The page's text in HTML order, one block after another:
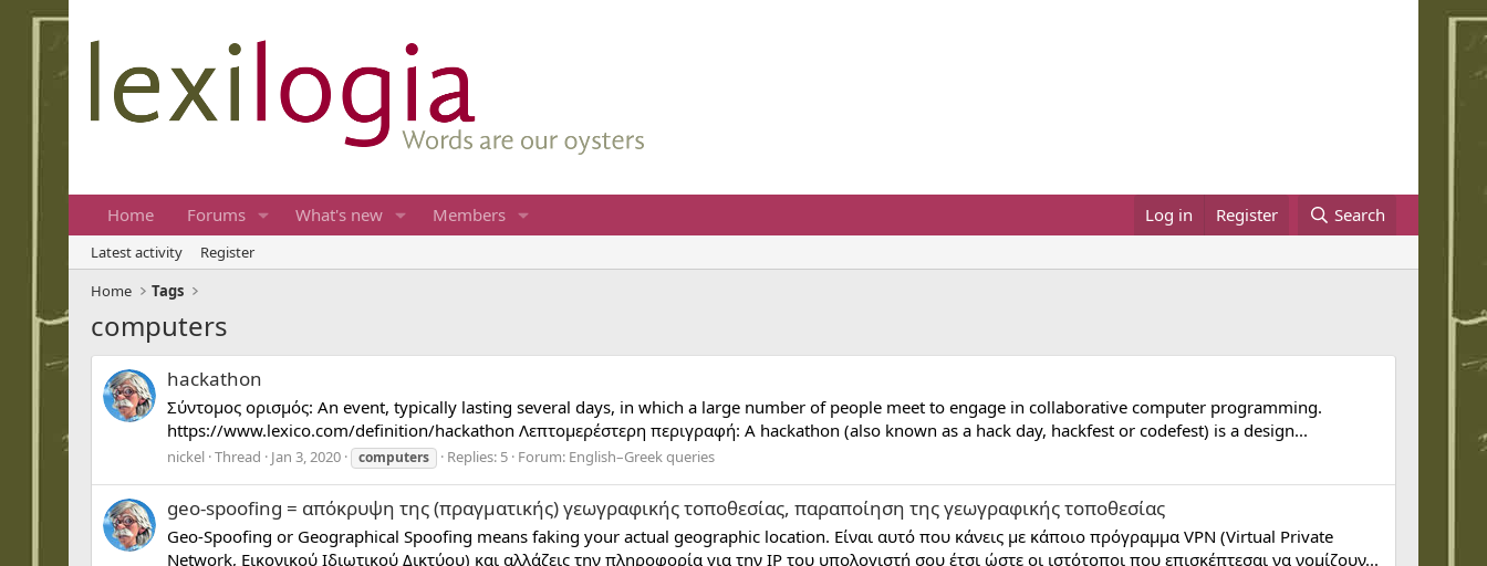
Home Forums What's new Members Log in Register Search
Latest activity
Register
Home
Tags
computers
hackathon
Σύντομος ορισμός: An event, typically lasting several days, in which a large number of people meet to engage in collaborative computer programming.
https://www.lexico.com/definition/hackathon Λεπτομερέστερη περιγραφή: A hackathon (also known as a hack day, hackfest or codefest) is a design...
nickel Thread Jan 3, 2020 computers Replies: 5 Forum: English–Greek queries
geo-spoofing = απόκρυψη της (πραγματικής) γεωγραφικής τοποθεσίας, παραποίηση της γεωγραφικής τοποθεσίας
Geo-Spoofing or Geographical Spoofing means faking your actual geographic location. Είναι αυτό που κάνεις με κάποιο πρόγραμμα VPN (Virtual Private
Network, Εικονικού Ιδιωτικού Δικτύου) και αλλάζεις την πληροφορία για την IP του υπολογιστή σου έτσι ώστε οι ιστότοποι που επισκέπτεσαι να νομίζουν...